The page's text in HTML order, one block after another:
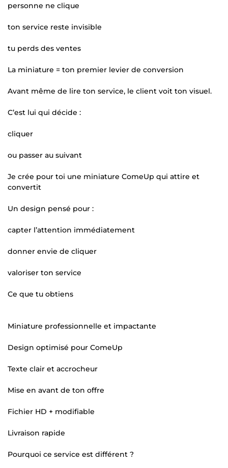
personne ne clique
ton service reste invisible
tu perds des ventes
La miniature = ton premier levier de conversion
Avant même de lire ton service, le client voit ton visuel.
C’est lui qui décide :
cliquer
ou passer au suivant
Je crée pour toi une miniature ComeUp qui attire et
convertit
Un design pensé pour :
capter l’attention immédiatement
donner envie de cliquer
valoriser ton service
Ce que tu obtiens
Miniature professionnelle et impactante
Design optimisé pour ComeUp
Texte clair et accrocheur
Mise en avant de ton offre
Fichier HD + modifiable
Livraison rapide
Pourquoi ce service est différent ?